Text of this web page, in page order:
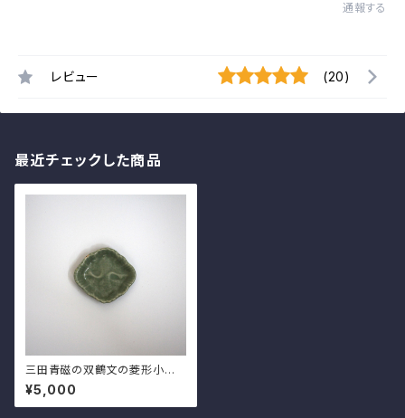
通報する
レビュー (20)
最近チェックした商品
三田青磁の双鶴文の菱形小皿
（その５）d9.7cm Antique J
apanese Celadon Rhombu
s Small Dish, Embossed D
¥5,000